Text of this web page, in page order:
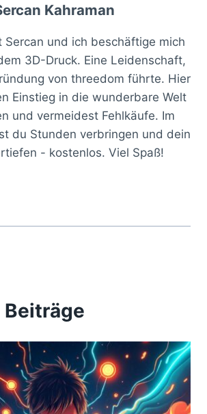
Kahraman
Sercan und ich beschäftige mich
3D-Druck. Eine Leidenschaft,
von threedom führte. Hier
Einstieg in die wunderbare Welt
und vermeidest Fehlkäufe. Im
du Stunden verbringen und dein
- kostenlos. Viel Spaß!